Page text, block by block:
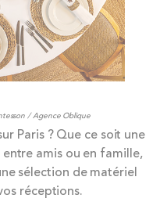
/ Agence Oblique
Paris ? Que ce soit une
amis ou en famille,
sélection de matériel
réceptions.